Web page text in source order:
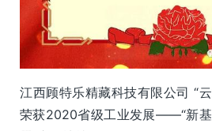
江西顾特乐精藏科技有限公司 “
荣获2020省级工业发展——“新